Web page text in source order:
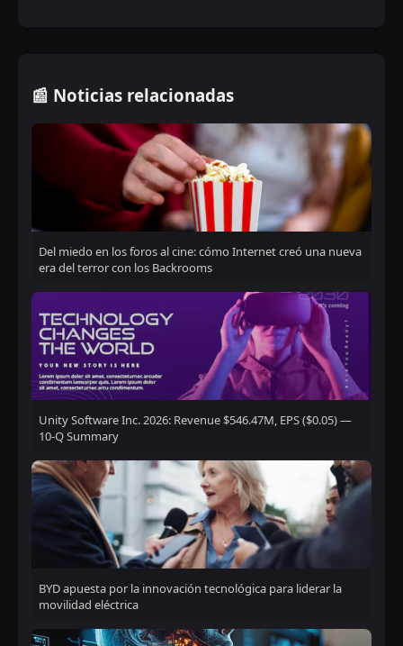
📰 Noticias relacionadas
Del miedo en los foros al cine: cómo Internet creó una nueva
era del terror con los Backrooms
Unity Software Inc. 2026: Revenue $546.47M, EPS ($0.05) —
10-Q Summary
BYD apuesta por la innovación tecnológica para liderar la
movilidad eléctrica